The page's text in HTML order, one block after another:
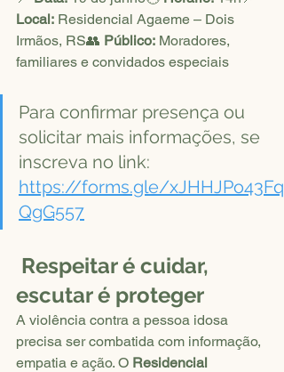
Local: Residencial Agaeme – Dois
Irmãos, RS👥 Público: Moradores,
familiares e convidados especiais
Para confirmar presença ou
solicitar mais informações, se
inscreva no link:
https://forms.gle/xJHHJPo43Fq
QgG557
escutar é proteger
A violência contra a pessoa idosa
precisa ser combatida com informação,
empatia e ação. O Residencial